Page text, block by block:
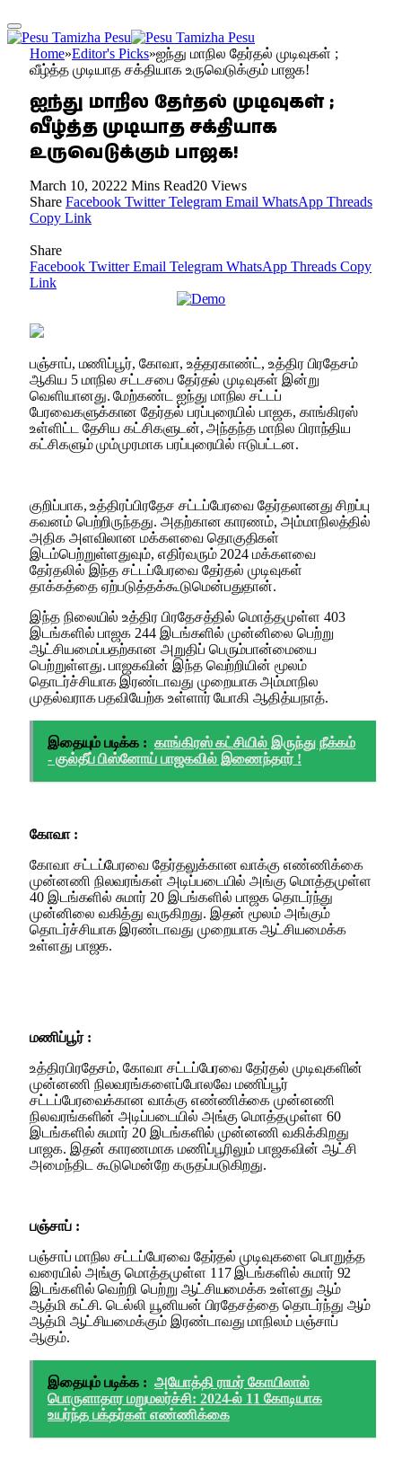
Home»Editor's Picks»ஐந்து மாநில தேர்தல் முடிவுகள் ;
வீழ்த்த முடியாத சக்தியாக உருவெடுக்கும் பாஜக!
ஐந்து மாநில தேர்தல் முடிவுகள் ;
வீழ்த்த முடியாத சக்தியாக
உருவெடுக்கும் பாஜக!
March 10, 20222 Mins Read20 Views
Share Facebook Twitter Telegram Email WhatsApp Threads
Copy Link
Share
Facebook Twitter Email Telegram WhatsApp Threads Copy
Link
பஞ்சாப், மணிப்பூர், கோவா, உத்தரகாண்ட், உத்திர பிரதேசம்
ஆகிய 5 மாநில சட்டசபை தேர்தல் முடிவுகள் இன்று
வெளியானது. மேற்கண்ட ஐந்து மாநில சட்டப்
பேரவைகளுக்கான தேர்தல் பரப்புரையில் பாஜக, காங்கிரஸ்
உள்ளிட்ட தேசிய கட்சிகளுடன், அந்தந்த மாநில பிராந்திய
கட்சிகளும் மும்முரமாக பரப்புரையில் ஈடுபட்டன.
குறிப்பாக, உத்திரப்பிரதேச சட்டப்பேரவை தேர்தலானது சிறப்பு
கவனம் பெற்றிருந்தது. அதற்கான காரணம், அம்மாநிலத்தில்
அதிக அளவிலான மக்களவை தொகுதிகள்
இடம்பெற்றுள்ளதுவும், எதிர்வரும் 2024 மக்களவை
தேர்தலில் இந்த சட்டப்பேரவை தேர்தல் முடிவுகள்
தாக்கத்தை ஏற்படுத்தக்கூடுமென்பதுதான்.
இந்த நிலையில் உத்திர பிரதேசத்தில் மொத்தமுள்ள 403
இடங்களில் பாஜக 244 இடங்களில் முன்னிலை பெற்று
ஆட்சியமைப்பதற்கான அறுதிப் பெரும்பான்மையை
பெற்றுள்ளது. பாஜகவின் இந்த வெற்றியின் மூலம்
தொடர்ச்சியாக இரண்டாவது முறையாக அம்மாநில
முதல்வராக பதவியேற்க உள்ளார் யோகி ஆதித்யநாத்.
இதையும் படிக்க : காங்கிரஸ் கட்சியில் இருந்து நீக்கம்
- குல்தீப் பிஸ்னோய் பாஜகவில் இணைந்தார் !
கோவா :
கோவா சட்டப்பேரவை தேர்தலுக்கான வாக்கு எண்ணிக்கை
முன்னணி நிலவரங்கள் அடிப்படையில் அங்கு மொத்தமுள்ள
40 இடங்களில் சுமார் 20 இடங்களில் பாஜக தொடர்ந்து
முன்னிலை வகித்து வருகிறது. இதன் மூலம் அங்கும்
தொடர்ச்சியாக இரண்டாவது முறையாக ஆட்சியமைக்க
உள்ளது பாஜக.
மணிப்பூர் :
உத்திரபிரதேசம், கோவா சட்டப்பேரவை தேர்தல் முடிவுகளின்
முன்னணி நிலவரங்களைப்போலவே மணிப்பூர்
சட்டப்பேரவைக்கான வாக்கு எண்ணிக்கை முன்னணி
நிலவரங்களின் அடிப்படையில் அங்கு மொத்தமுள்ள 60
இடங்களில் சுமார் 20 இடங்களில் முன்னணி வகிக்கிறது
பாஜக. இதன் காரணமாக மணிப்பூரிலும் பாஜகவின் ஆட்சி
அமைந்திட கூடுமென்றே கருதப்படுகிறது.
பஞ்சாப் :
பஞ்சாப் மாநில சட்டப்பேரவை தேர்தல் முடிவுகளை பொறுத்த
வரையில் அங்கு மொத்தமுள்ள 117 இடங்களில் சுமார் 92
இடங்களில் வெற்றி பெற்று ஆட்சியமைக்க உள்ளது ஆம்
ஆத்மி கட்சி. டெல்லி யூனியன் பிரதேசத்தை தொடர்ந்து ஆம்
ஆத்மி ஆட்சியமைக்கும் இரண்டாவது மாநிலம் பஞ்சாப்
ஆகும்.
இதையும் படிக்க : அயோத்தி ராமர் கோயிலால்
பொருளாதார மறுமலர்ச்சி: 2024-ல் 11 கோடியாக
உயர்ந்த பக்தர்கள் எண்ணிக்கை